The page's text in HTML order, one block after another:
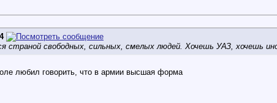
страной свободных, сильных, смелых людей. Хочешь УАЗ, хочешь
любил говорить, что в армии высшая форма